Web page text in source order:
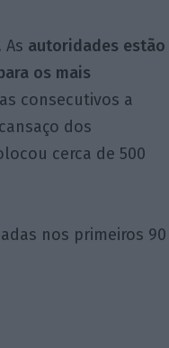
autoridades estão
os mais
consecutivos a
dos
cerca de 500
nos primeiros 90